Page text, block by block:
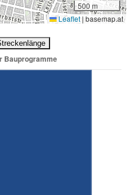
500 m
Leaflet | basemap.at